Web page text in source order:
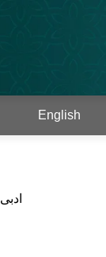
English
ادبی